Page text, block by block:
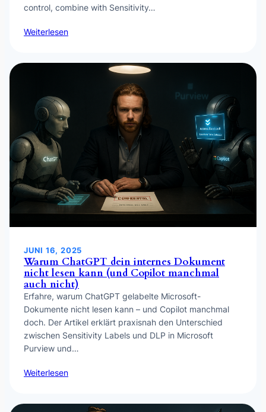
control, combine with Sensitivity…
Weiterlesen
JUNI 16, 2025
Warum ChatGPT dein internes Dokument
nicht lesen kann (und Copilot manchmal
auch nicht)
Erfahre, warum ChatGPT gelabelte Microsoft-
Dokumente nicht lesen kann – und Copilot manchmal
doch. Der Artikel erklärt praxisnah den Unterschied
zwischen Sensitivity Labels und DLP in Microsoft
Purview und…
Weiterlesen